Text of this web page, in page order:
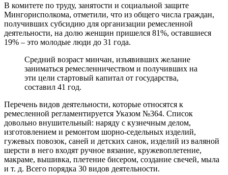
В комитете по труду, занятости и социальной защите
Мингорисполкома, отметили, что из общего числа граждан,
получивших субсидию для организации ремесленной
деятельности, на долю женщин пришелся 81%, оставшиеся
19% – это молодые люди до 31 года.
Средний возраст минчан, изъявивших желание
заниматься ремесленничеством и получивших на
эти цели стартовый капитал от государства,
составил 41 год.
Перечень видов деятельности, которые относятся к
ремесленной регламентируется Указом №364. Список
довольно внушительный: наряду с кузнечным делом,
изготовлением и ремонтом шорно-седельных изделий,
гужевых повозок, саней и детских санок, изделий из валяной
шерсти в него входят ручное вязание, кружевоплетение,
макраме, вышивка, плетение бисером, создание свечей, мыла
и т. д. Всего порядка 30 видов деятельности.